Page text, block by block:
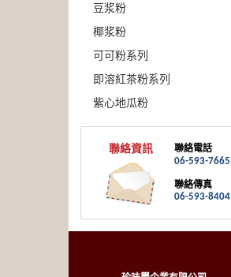
豆浆粉
椰浆粉
可可粉系列
即溶紅茶粉系列
紫心地瓜粉
聯絡資訊 聯絡電話
06-593-7665
聯絡傳真
06-593-8404